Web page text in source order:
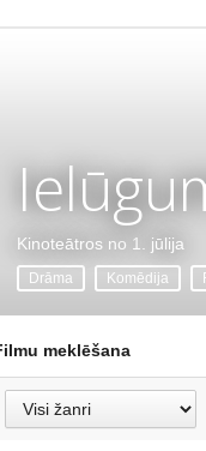
Kinoteātros no 1. jūlija
Drāma Komēdija
meklēšana